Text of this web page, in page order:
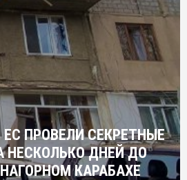
ПРОВЕЛИ СЕКРЕТНЫЕ
НЕСКОЛЬКО ДНЕЙ ДО
КАРАБАХЕ